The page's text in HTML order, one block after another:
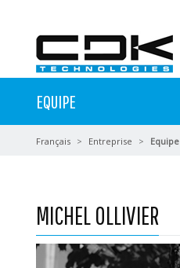
EQUIPE
Français Entreprise Equipe
MICHEL OLLIVIER